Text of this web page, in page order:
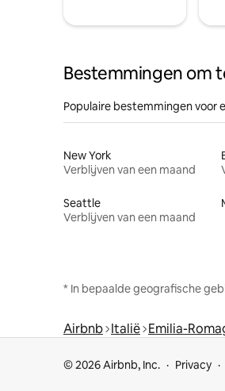
Bestemmingen om
Populaire bestemmingen voor
New York
Verblijven van een maand
Seattle
Verblijven van een maand
* In bepaalde geografische
Airbnb Italië Emilia-
© 2026 Airbnb, Inc. Privacy